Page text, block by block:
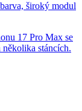
široký modul
17 Pro Max se
stáncích.